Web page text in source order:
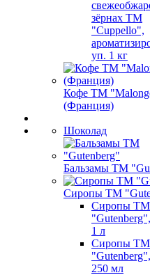
зёрнах ТМ
"Cuppello",
уп. 1 кг
Кофе ТМ
(Франция)
Шоколад
Бальзамы ТМ
Сиропы ТМ
Сиропы ТМ
1 л
Сиропы ТМ
250 мл